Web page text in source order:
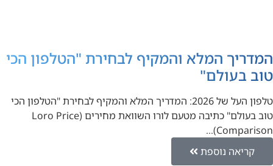
המדריך המלא והמקיף לבחירת "הטלפון הכי
טוב בעולם"
טלפון העל של 2026: המדריך המלא והמקיף לבחירת "הטלפון הכי
טוב בעולם" כתיבה מטעם לורו השוואת מחירים (Loro Price
Comparison)…
קריאה נוספת